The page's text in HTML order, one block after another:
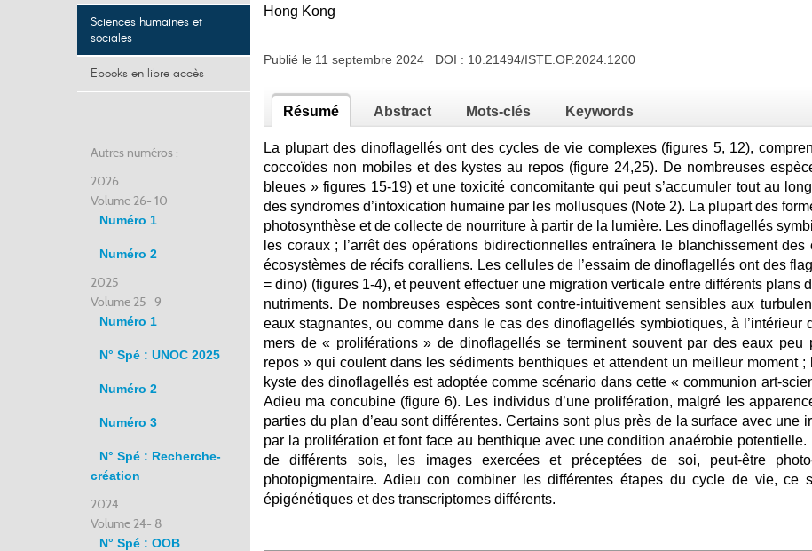
Sciences humaines et
sociales
Ebooks en libre accès
Autres numéros :
2026
Volume 26- 10
Numéro 1
Numéro 2
2025
Volume 25- 9
Numéro 1
N° Spé : UNOC 2025
Numéro 2
Numéro 3
N° Spé : Recherche-
création
2024
Volume 24- 8
N° Spé : OOB
Hong Kong
Publié le 11 septembre 2024 DOI : 10.21494/ISTE.OP.2024.1200
Résumé Abstract Mots-clés Keywords
La plupart des dinoflagellés ont des cycles de vie complexes (figures 5, 12),
coccoïdes non mobiles et des kystes au repos (figure 24,25). De nombreuses
bleues » figures 15-19) et une toxicité concomitante qui peut s’accumuler tout au
des syndromes d’intoxication humaine par les mollusques (Note 2). La plupart des
photosynthèse et de collecte de nourriture à partir de la lumière. Les dinoflagellés
les coraux ; l’arrêt des opérations bidirectionnelles entraînera le blanchissement
écosystèmes de récifs coralliens. Les cellules de l’essaim de dinoflagellés ont des
= dino) (figures 1-4), et peuvent effectuer une migration verticale entre différents plans
nutriments. De nombreuses espèces sont contre-intuitivement sensibles aux
eaux stagnantes, ou comme dans le cas des dinoflagellés symbiotiques, à
mers de « proliférations » de dinoflagellés se terminent souvent par des eaux peu
repos » qui coulent dans les sédiments benthiques et attendent un meilleur moment
kyste des dinoflagellés est adoptée comme scénario dans cette « communion art-
Adieu ma concubine (figure 6). Les individus d’une prolifération, malgré les
parties du plan d’eau sont différentes. Certains sont plus près de la surface avec une
par la prolifération et font face au benthique avec une condition anaérobie
de différents sois, les images exercées et préceptées de soi, peut-être
photopigmentaire. Adieu con combiner les différentes étapes du cycle de vie, ce
épigénétiques et des transcriptomes différents.